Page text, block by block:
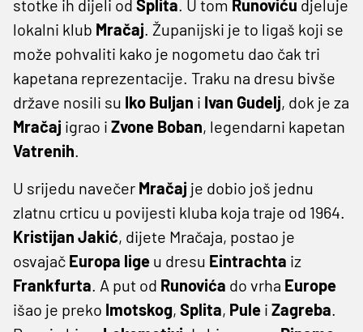
stotke ih dijeli od Splita. U tom Runoviću djeluje
lokalni klub Mračaj. Županijski je to ligaš koji se
može pohvaliti kako je nogometu dao čak tri
kapetana reprezentacije. Traku na dresu bivše
države nosili su Iko Buljan i Ivan Gudelj, dok je za
Mračaj igrao i Zvone Boban, legendarni kapetan
Vatrenih.
U srijedu navečer Mračaj je dobio još jednu
zlatnu crticu u povijesti kluba koja traje od 1964.
Kristijan Jakić, dijete Mračaja, postao je
osvajač Europa lige u dresu Eintrachta iz
Frankfurta. A put od Runovića do vrha Europe
išao je preko Imotskog, Splita, Pule i Zagreba.